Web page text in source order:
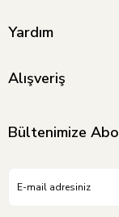
Dayanıklı yapıları,
ihtiyaçlarına uygun
inceleyebilirsiniz.
Yardım
Alışveriş
Bültenimize